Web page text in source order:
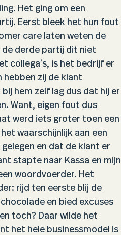
Het ging om een
Eerst bleek het hun fout
care laten weten de
derde partij dit niet
collega’s, is het bedrijf er
zij de klant
hem zelf lag dus dat hij er
Want, eigen fout dus
werd iets groter toen een
waarschijnlijk aan een
en dat de klant er
stapte naar Kassa en mijn
woordvoerder. Het
rijd ten eerste blij de
en bied excuses
toch? Daar wilde het
het hele businessmodel is